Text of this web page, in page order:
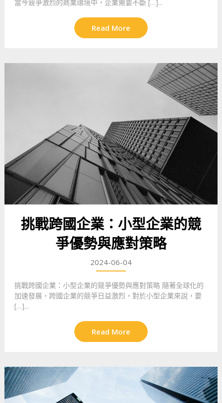
當今競爭激烈的商業環境中，企業需要不斷 […]...
Read More
挑戰跨國企業：小型企業的競
爭優勢與應對策略
2024-06-04
挑戰跨國企業：小型企業的競爭優勢與應對策略 隨著全球化的
加速發展，跨國企業的競爭日益激烈，對於小型企業來說，要
[…]...
Read More